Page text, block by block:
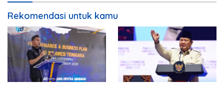
Rekomendasi untuk kamu